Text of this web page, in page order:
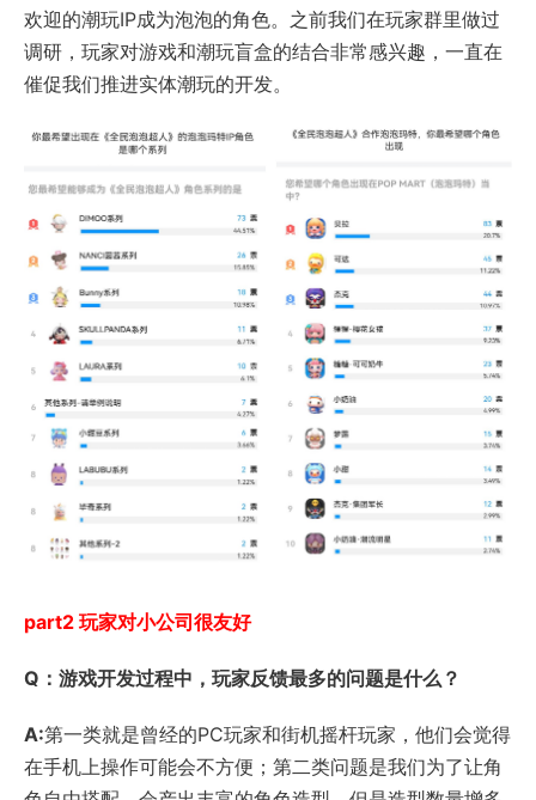
欢迎的潮玩IP成为泡泡的角色。之前我们在玩家群里做过
调研，玩家对游戏和潮玩盲盒的结合非常感兴趣，一直在
催促我们推进实体潮玩的开发。
part2 玩家对小公司很友好
Q：游戏开发过程中，玩家反馈最多的问题是什么？
A:第一类就是曾经的PC玩家和街机摇杆玩家，他们会觉得
在手机上操作可能会不方便；第二类问题是我们为了让角